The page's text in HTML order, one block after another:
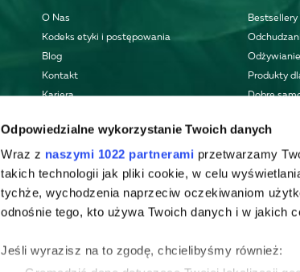
Odpowiedzialne wykorzystanie Twoich danych
Wraz z naszymi 1022 partnerami przetwarzamy
takich technologii jak pliki cookie, w celu
tychże, wychodzenia naprzeciw oczekiwaniom
odnośnie tego, kto używa Twoich danych i w jakich
Jeśli wyrazisz na to zgodę, chcielibyśmy również:
O Nas
Kodeks etyki i postępowania
Blog
Kontakt
Kariera
Bestsellery
Odżywianie
Produkty
Dobre
Zestawy
Inne